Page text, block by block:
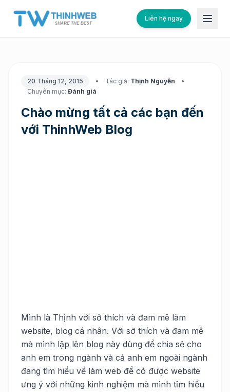
Liên hệ ngay
20 Tháng 12, 2015 • Tác giả: Thịnh Nguyễn
•
Chuyên mục: Đánh giá
Chào mừng tất cả các bạn đến
với ThinhWeb Blog
Mình là Thịnh với sở thích và đam mê làm
website, blog cá nhân. Với sở thích và đam mê
mà mình lập lên blog này dùng để chia sẻ cho
anh em trong ngành và cả anh em ngoài ngành
đang tìm hiểu về làm web để có được website
ưng ý với những kinh nghiệm mà mình tỉm hiểu